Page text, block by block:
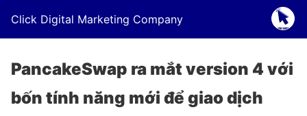
Click Digital Marketing Company
PancakeSwap ra mắt version 4 với
bốn tính năng mới để giao dịch